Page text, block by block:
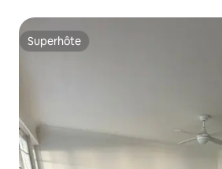
Superhôte
Superhôte